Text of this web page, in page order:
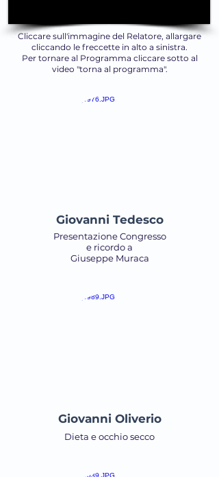
Cliccare sull'immagine del Relatore, allargare
cliccando le freccette in alto a sinistra.
Per tornare al Programma cliccare sotto al
video "torna al programma".
Giovanni Tedesco
Presentazione Congresso
e ricordo a
Giuseppe Muraca
Giovanni Oliverio
Dieta e occhio secco